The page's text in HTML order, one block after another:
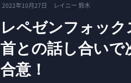
2022年10月27日 レイニー 鈴木
レペゼンフォッ
首との話し合いで
合意！